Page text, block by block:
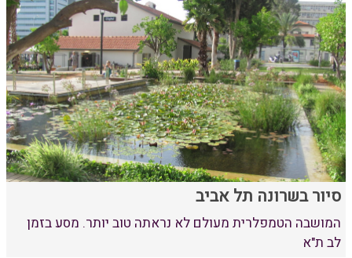
סיור בשרונה תל אביב
המושבה הטמפלרית מעולם לא נראתה טוב יותר. מסע בזמן
לב ת"א